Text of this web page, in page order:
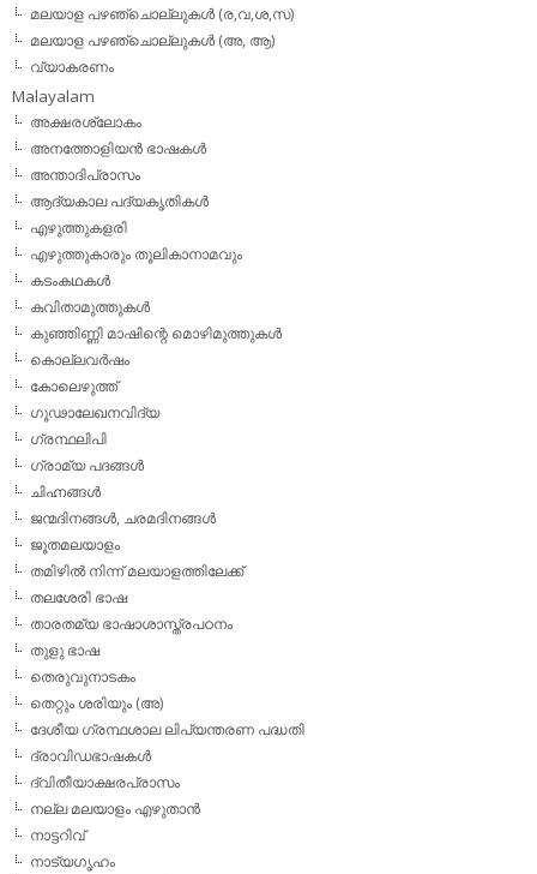
മലയാള പഴഞ്ചൊല്ലുകള്‍ (ര,വ,ശ,സ)
മലയാള പഴഞ്ചൊല്ലുകൾ (അ, ആ)
വ്യാകരണം
Malayalam
അക്ഷരശ്ലോകം
അനത്തോളിയന്‍ ഭാഷകള്‍
അന്താദിപ്രാസം
ആദ്യകാല പദ്യകൃതികള്‍
എഴുത്തുകളരി
എഴുത്തുകാരും തൂലികാനാമവും
കടംകഥകള്‍
കവിതാമുത്തുകള്‍
കുഞ്ഞിണ്ണി മാഷിന്റെ മൊഴിമുത്തുകള്‍
കൊല്ലവര്‍ഷം
കോലെഴുത്ത്
ഗൂഢാലേഖനവിദ്യ
ഗ്രന്ഥലിപി
ഗ്രാമ്യ പദങ്ങള്‍
ചിഹ്നങ്ങള്‍
ജന്മദിനങ്ങള്‍, ചരമദിനങ്ങള്‍
ജൂതമലയാളം
തമിഴില്‍ നിന്ന് മലയാളത്തിലേക്ക്
തലശേരി ഭാഷ
താരതമ്യ ഭാഷാശാസ്ത്രപഠനം
തുളു ഭാഷ
തെരുവുനാടകം
തെറ്റും ശരിയും (അ)
ദേശീയ ഗ്രന്ഥശാല ലിപ്യന്തരണ പദ്ധതി
ദ്രാവിഡഭാഷകള്‍
ദ്വിതീയാക്ഷരപ്രാസം
നല്ല മലയാളം എഴുതാന്‍
നാട്ടറിവ്
നാട്യഗൃഹം